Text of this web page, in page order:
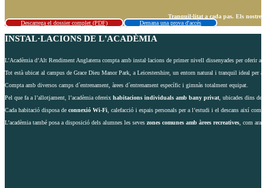
Tranquil·litat a cada pas. Els nostres
Descarrega el dossier complet (PDF)
Demana una prova d'accés
INSTAL·LACIONS DE L'ACADÈMIA
L’Acadèmia d’Alt Rendiment Anglaterra compta amb instal·lacions de primer nivell dissenyades per oferir
Tot està ubicat al campus de Grace Dieu Manor Park, a Leicestershire, un entorn natural i tranquil ideal per a
Compta amb diversos camps d´entrenament, àrees d´entrenament específic i gimnàs totalment equipat.
Pel que fa a l’allotjament, l’acadèmia ofereix habitacions individuals amb bany privat, ubicades dins del
Cada habitació disposa de connexió Wi-Fi, calefacció i espais personals per a l’estudi i el descans així com
L’acadèmia també posa a disposició dels alumnes les seves zones comunes amb àrees recreatives, com ara